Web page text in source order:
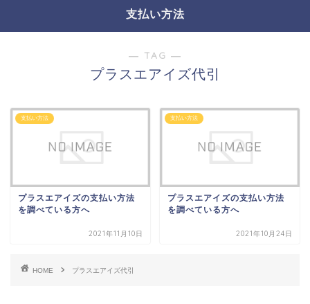
支払い方法
― TAG ―
プラスエアイズ代引
支払い方法
プラスエアイズの支払い方法
を調べている方へ
2021年11月10日
支払い方法
プラスエアイズの支払い方法
を調べている方へ
2021年10月24日
HOME プラスエアイズ代引